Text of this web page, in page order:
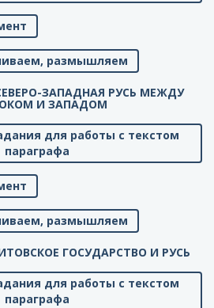
размышляем
СЕВЕРО-ЗАПАДНАЯ РУСЬ МЕЖДУ
И ЗАПАДОМ
для работы с текстом
параграфа
размышляем
ГОСУДАРСТВО И РУСЬ
для работы с текстом
параграфа